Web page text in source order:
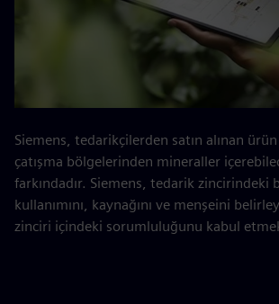
Siemens, tedarikçilerden satın alınan
çatışma bölgelerinden mineraller
farkındadır. Siemens, tedarik zincirindeki
kullanımını, kaynağını ve menşeini
zinciri içindeki sorumluluğunu kabul